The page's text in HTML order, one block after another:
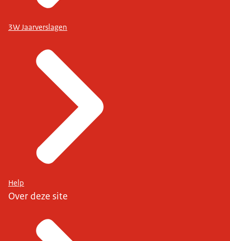
3W Jaarverslagen
Help
Over deze site